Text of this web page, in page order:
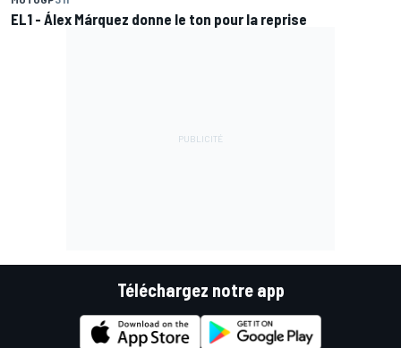
EL1 - Álex Márquez donne le ton pour la reprise
Téléchargez notre app